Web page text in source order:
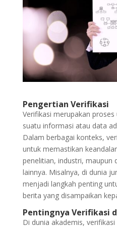
Pengertian Verifikasi
Verifikasi merupakan
suatu informasi atau data
Dalam berbagai konteks,
untuk memastikan
penelitian, industri, maupun
lainnya. Misalnya, di dunia
menjadi langkah penting
berita yang disampaikan
Pentingnya Verifikasi
Di dunia akademis,